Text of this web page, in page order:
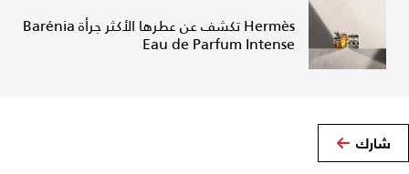
Hermès تكشف عن عطرها الأكثر جرأة Barénia
Eau de Parfum Intense
شارك